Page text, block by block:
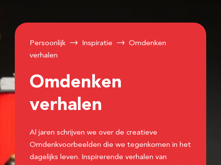
Persoonlijk Inspiratie
Omdenken
verhalen
Omdenken
verhalen
Al jaren schrijven we over de creatieve
Omdenkvoorbeelden die we tegenkomen in het
dagelijks leven. Inspirerende verhalen van